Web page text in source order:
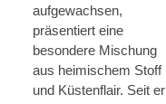
aufgewachsen,
präsentiert eine
besondere Mischung
aus heimischem Stoff
und Küstenflair. Seit er